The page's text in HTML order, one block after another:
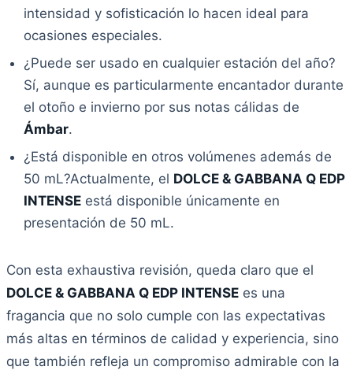
intensidad y sofisticación lo hacen ideal para
ocasiones especiales.
¿Puede ser usado en cualquier estación del año?
Sí, aunque es particularmente encantador durante
el otoño e invierno por sus notas cálidas de
Ámbar.
¿Está disponible en otros volúmenes además de
50 mL?Actualmente, el DOLCE & GABBANA Q EDP
INTENSE está disponible únicamente en
presentación de 50 mL.
Con esta exhaustiva revisión, queda claro que el
DOLCE & GABBANA Q EDP INTENSE es una
fragancia que no solo cumple con las expectativas
más altas en términos de calidad y experiencia, sino
que también refleja un compromiso admirable con la